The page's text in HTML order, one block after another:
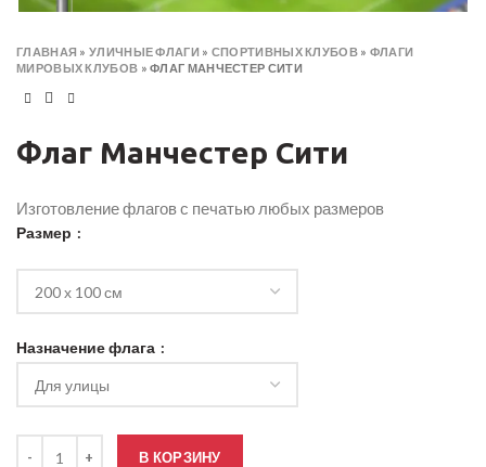
ГЛАВНАЯ »УЛИЧНЫЕ ФЛАГИ » СПОРТИВНЫХ КЛУБОВ» ФЛАГИ
МИРОВЫХ КЛУБОВ »ФЛАГ МАНЧЕСТЕР СИТИ
Флаг Манчестер Сити
Изготовление флагов с печатью любых размеров
Размер
Назначение флага
В КОРЗИНУ